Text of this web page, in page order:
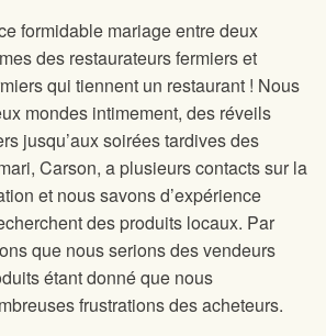
formidable mariage entre deux
des restaurateurs fermiers et
qui tiennent un restaurant ! Nous
mondes intimement, des réveils
jusqu’aux soirées tardives des
Carson, a plusieurs contacts sur la
et nous savons d’expérience
des produits locaux. Par
que nous serions des vendeurs
étant donné que nous
frustrations des acheteurs.